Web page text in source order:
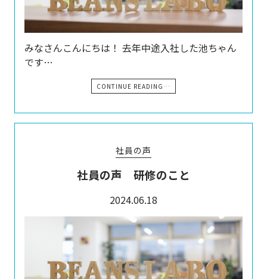
みなさんこんにちは！ 去年中途入社した池ちゃん
です…
CONTINUE READING…
社員の声
社員の声 研修のこと
2024.06.18